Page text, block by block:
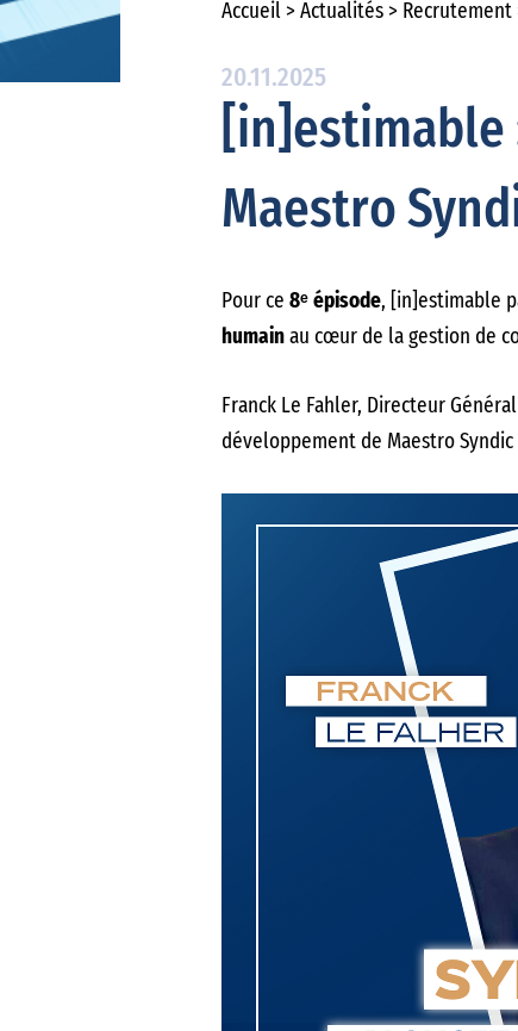
Accueil Actualités Recrutement
20.11.2025
Maestro
Pour ce 8ᵉ épisode, [in]estimable
humain au cœur de la gestion de
Franck Le Fahler, Directeur
développement de Maestro